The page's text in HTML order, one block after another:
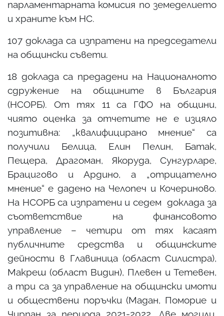
парламентарната комисия по земеделието
и храните към НС.
107 доклада са изпратени на председатели
на общински съвети.
18 доклада са предадени на Националното
сдружение на общините в България
(НСОРБ). От тях 11 са ГФО на общини,
чиято оценка за отчетите не е изцяло
позитивна: „квалифицирано мнение“ са
получили Белица, Елин Пелин, Батак,
Пещера, Драгоман, Якоруда, Сунгурларе,
Брацигово и Ардино, а „отрицателно
мнение“ е дадено на Челопеч и Кочериново.
На НСОРБ са изпратени и седем доклада за
съответствие на финансовото
управление – четири от тях касаят
публичните средства и общинските
дейности в Главиница (област Силистра),
Макреш (област Видин), Плевен и Тетевен,
а три са за управление на общински имоти
и обществени поръчки (Мадан, Поморие и